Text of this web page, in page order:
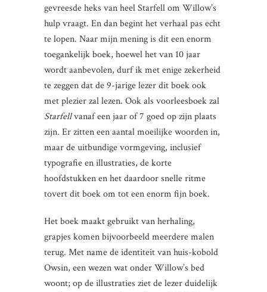
gevreesde heks van heel Starfell om Willow’s
hulp vraagt. En dan begint het verhaal pas echt
te lopen. Naar mijn mening is dit een enorm
toegankelijk boek, hoewel het van 10 jaar
wordt aanbevolen, durf ik met enige zekerheid
te zeggen dat de 9-jarige lezer dit boek ook
met plezier zal lezen. Ook als voorleesboek zal
Starfellvanaf een jaar of 7 goed op zijn plaats
zijn. Er zitten een aantal moeilijke woorden in,
maar de uitbundige vormgeving, inclusief
typografie en illustraties, de korte
hoofdstukken en het daardoor snelle ritme
tovert dit boek om tot een enorm fijn boek.
Het boek maakt gebruikt van herhaling,
grapjes komen bijvoorbeeld meerdere malen
terug. Met name de identiteit van huis-kobold
Owsin, een wezen wat onder Willow’s bed
woont; op de illustraties ziet de lezer duidelijk